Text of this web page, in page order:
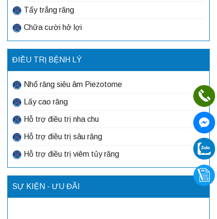
Tẩy trắng răng
Chữa cười hở lợi
ĐIỀU TRỊ BỆNH LÝ
Nhổ răng siêu âm Piezotome
Lấy cao răng
Hỗ trợ điều trị nha chu
Hỗ trợ điều trị sâu răng
Hỗ trợ điều trị viêm tủy răng
SỰ KIỆN - ƯU ĐÃI